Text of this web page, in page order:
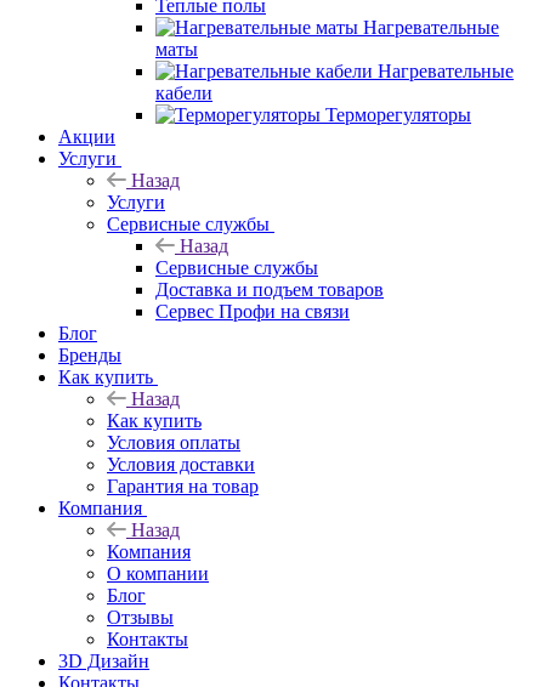
Ступени
Клей для плитки
Теплые полы
Назад
Теплые полы
кабели
Назад
Услуги
Сервисные службы
Доставка и подъем товаров
Сервес Профи на связи
Блог
Бренды
Как купить
Назад
Как купить
Условия оплаты
Условия доставки
Гарантия на товар
Компания
Назад
Компания